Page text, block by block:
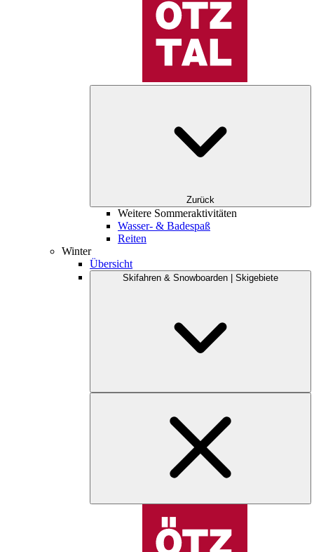
Zurück
Weitere Sommeraktivitäten
Wasser- & Badespaß
Reiten
Winter
Übersicht
Skifahren & Snowboarden | Skigebiete